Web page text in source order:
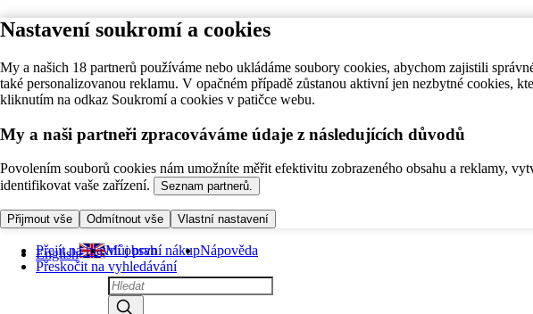
Nastavení soukromí a cookies
My a našich 18 partnerů používáme nebo ukládáme soubory cookies, abychom zajistili
také personalizovanou reklamu. V opačném případě zůstanou aktivní jen nezbytné cookies,
kliknutím na odkaz Soukromí a cookies v patičce webu.
My a naši partneři zpracováváme údaje z následujících důvodů
Povolením souborů cookies nám umožníte měřit efektivitu zobrazeného obsahu a reklamy,
identifikovat vaše zařízení.
Seznam partnerů.
Přijmout vše Odmítnout vše Vlastní nastavení
Přejít na hlavní obsah
Přeskočit na vyhledávání
English Můj první nákupNápověda